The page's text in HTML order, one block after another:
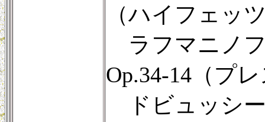
（ハイフェッ
ラフマニノ
Op.34-14（プ
ドビュッシ